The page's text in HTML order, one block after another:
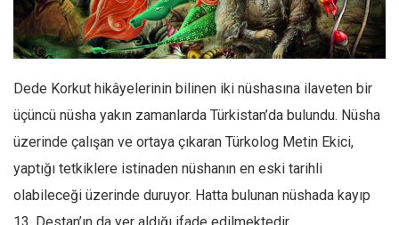
Facebook
Instagram
Editörden
Kemal Özer
Mahmut Toptaş
Yvonne Ridley
Dede Korkut hikâyelerinin bilinen iki nüshasına ilaveten bir
üçüncü nüsha yakın zamanlarda Türkistan’da bulundu. Nüsha
üzerinde çalışan ve ortaya çıkaran Türkolog Metin Ekici,
yaptığı tetkiklere istinaden nüshanın en eski tarihli
olabileceği üzerinde duruyor. Hatta bulunan nüshada kayıp